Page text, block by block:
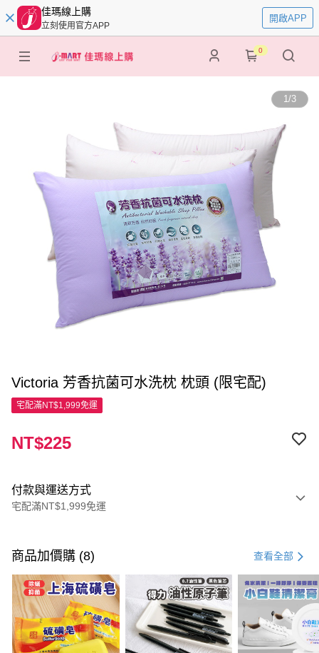
佳瑪線上購
立刻使用官方APP
開啟APP
0
1/3
Victoria 芳香抗菌可水洗枕 枕頭 (限宅配)
宅配滿NT$1,999免運
NT$225
付款與運送方式
宅配滿NT$1,999免運
信用卡一次付款
LINE Pay
Apple Pay
街口支付
商品加價購 (8) 查看全部